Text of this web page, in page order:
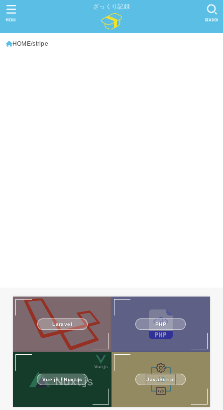
ざっくり記録
SEARCH
MENU
HOME stripe
Laravel PHP
Vue.js / Nuxt.js JavaScript